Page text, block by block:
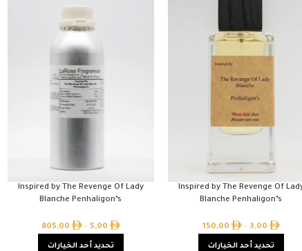
Inspired by The Revenge Of
Blanche Penhaligon’s
3,00
–
150,00
تحديد أحد الخيارات
Inspired by The Revenge Of Lady
Blanche Penhaligon’s
5,00
–
805,00
تحديد أحد الخيارات